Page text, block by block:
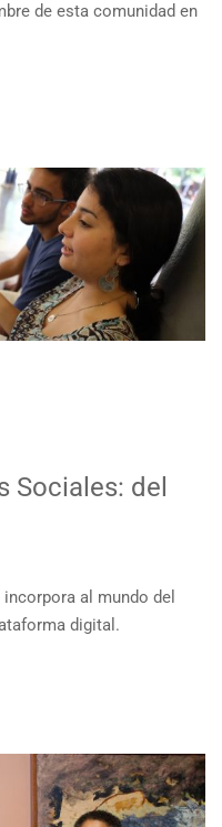
de esta comunidad en
Sociales: del
al mundo del
digital.